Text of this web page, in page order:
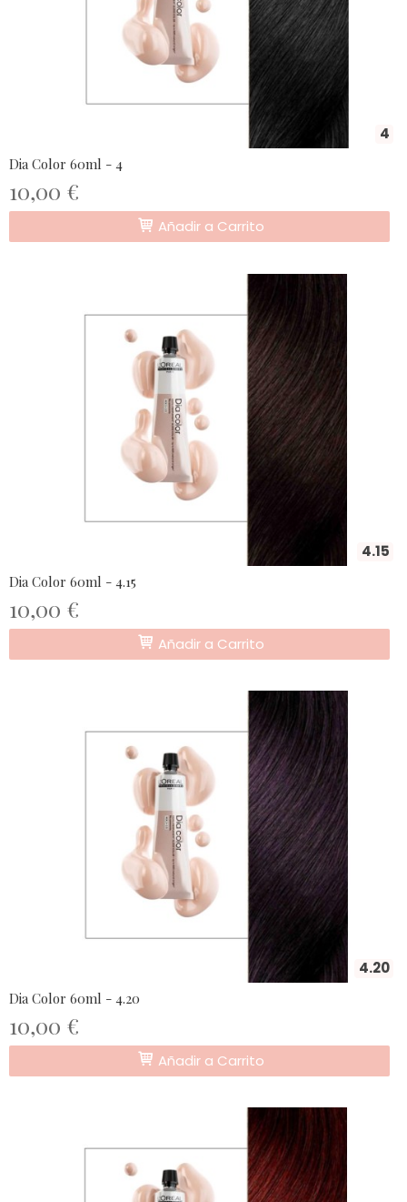
4
Dia Color 60ml - 4
10,00 €
Añadir a Carrito
4.15
Dia Color 60ml - 4.15
10,00 €
Añadir a Carrito
4.20
Dia Color 60ml - 4.20
10,00 €
Añadir a Carrito